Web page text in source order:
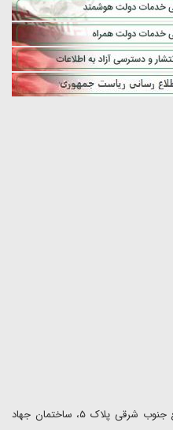
آدرس:تهران، میدان جهاد (فاطمی)، ضلع جنوب شرقی پلاک ۵، ساختمان جهاد